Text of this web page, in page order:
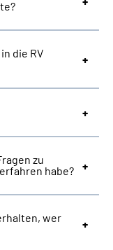
die RV
zu
habe?
wer